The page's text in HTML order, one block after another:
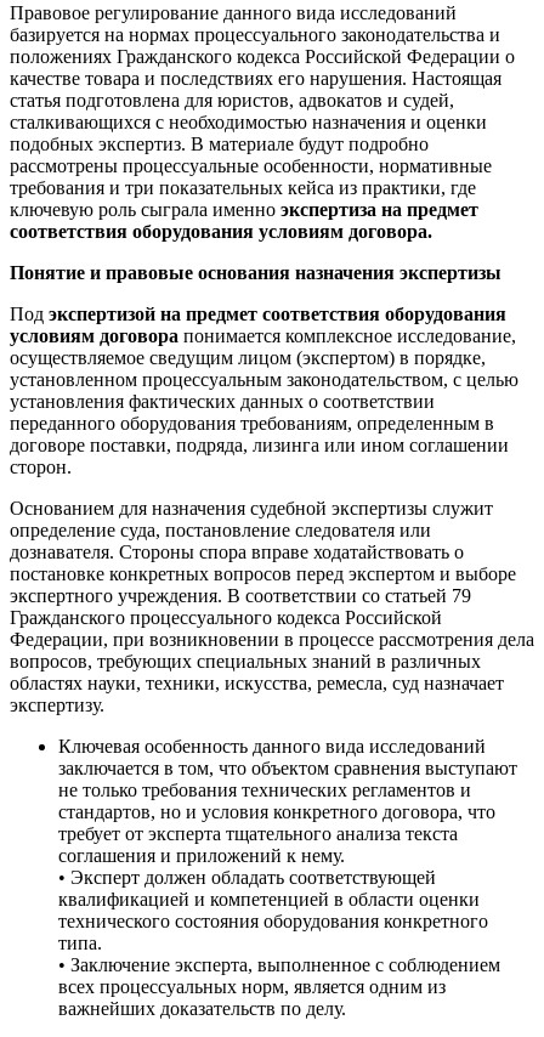
Правовое регулирование данного вида исследований
базируется на нормах процессуального законодательства и
положениях Гражданского кодекса Российской Федерации о
качестве товара и последствиях его нарушения. Настоящая
статья подготовлена для юристов, адвокатов и судей,
сталкивающихся с необходимостью назначения и оценки
подобных экспертиз. В материале будут подробно
рассмотрены процессуальные особенности, нормативные
требования и три показательных кейса из практики, где
ключевую роль сыграла именно экспертиза на предмет
соответствия оборудования условиям договора.
Понятие и правовые основания назначения экспертизы
Под экспертизой на предмет соответствия оборудования
условиям договора понимается комплексное исследование,
осуществляемое сведущим лицом (экспертом) в порядке,
установленном процессуальным законодательством, с целью
установления фактических данных о соответствии
переданного оборудования требованиям, определенным в
договоре поставки, подряда, лизинга или ином соглашении
сторон.
Основанием для назначения судебной экспертизы служит
определение суда, постановление следователя или
дознавателя. Стороны спора вправе ходатайствовать о
постановке конкретных вопросов перед экспертом и выборе
экспертного учреждения. В соответствии со статьей 79
Гражданского процессуального кодекса Российской
Федерации, при возникновении в процессе рассмотрения дела
вопросов, требующих специальных знаний в различных
областях науки, техники, искусства, ремесла, суд назначает
экспертизу.
Ключевая особенность данного вида исследований
заключается в том, что объектом сравнения выступают
не только требования технических регламентов и
стандартов, но и условия конкретного договора, что
требует от эксперта тщательного анализа текста
соглашения и приложений к нему.
• Эксперт должен обладать соответствующей
квалификацией и компетенцией в области оценки
технического состояния оборудования конкретного
типа.
• Заключение эксперта, выполненное с соблюдением
всех процессуальных норм, является одним из
важнейших доказательств по делу.